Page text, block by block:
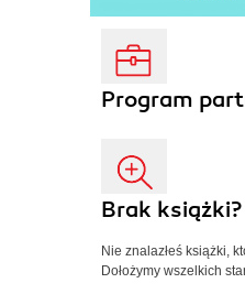
Program
Brak
Nie znalazłeś książki,
Dołożymy wszelkich